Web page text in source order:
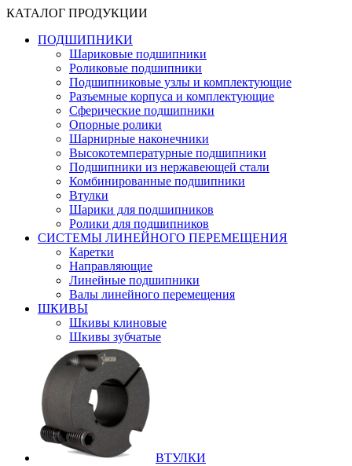
КАТАЛОГ ПРОДУКЦИИ
ПОДШИПНИКИ
Шариковые подшипники
Роликовые подшипники
Подшипниковые узлы и комплектующие
Разъемные корпуса и комплектующие
Сферические подшипники
Опорные ролики
Шарнирные наконечники
Высокотемпературные подшипники
Подшипники из нержавеющей стали
Комбинированные подшипники
Втулки
Шарики для подшипников
Ролики для подшипников
СИСТЕМЫ ЛИНЕЙНОГО ПЕРЕМЕЩЕНИЯ
Каретки
Направляющие
Линейные подшипники
Валы линейного перемещения
ШКИВЫ
Шкивы клиновые
Шкивы зубчатые
ВТУЛКИ